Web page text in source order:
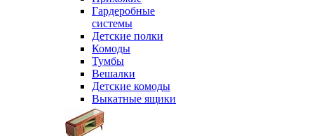
Гардеробные
системы
Детские полки
Комоды
Тумбы
Вешалки
Детские комоды
Выкатные ящики